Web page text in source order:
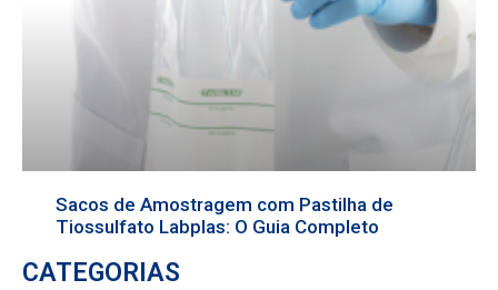
Sacos de Amostragem com Pastilha de
Tiossulfato Labplas: O Guia Completo
CATEGORIAS